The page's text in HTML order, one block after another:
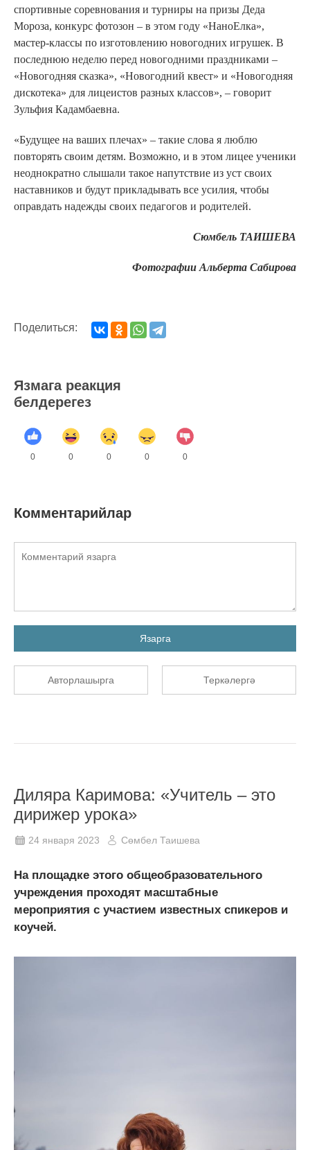
спортивные соревнования и турниры на призы Деда
Мороза, конкурс фотозон – в этом году «НаноЕлка»,
мастер-классы по изготовлению новогодних игрушек. В
последнюю неделю перед новогодними праздниками –
«Новогодняя сказка», «Новогодний квест» и «Новогодняя
дискотека» для лицеистов разных классов», – говорит
Зульфия Кадамбаевна.
«Будущее на ваших плечах» – такие слова я люблю
повторять своим детям. Возможно, и в этом лицее ученики
неоднократно слышали такое напутствие из уст своих
наставников и будут прикладывать все усилия, чтобы
оправдать надежды своих педагогов и родителей.
Сюмбель ТАИШЕВА
Фотографии Альберта Сабирова
Поделиться:
Язмага реакция
белдерегез
0 0 0 0 0
Комментарийлар
Язарга
Авторлашырга Теркәлергә
Диляра Каримова: «Учитель – это
дирижер урока»
24 января 2023 Сөмбел Таишева
На площадке этого общеобразовательного
учреждения проходят масштабные
мероприятия с участием известных спикеров и
коучей.